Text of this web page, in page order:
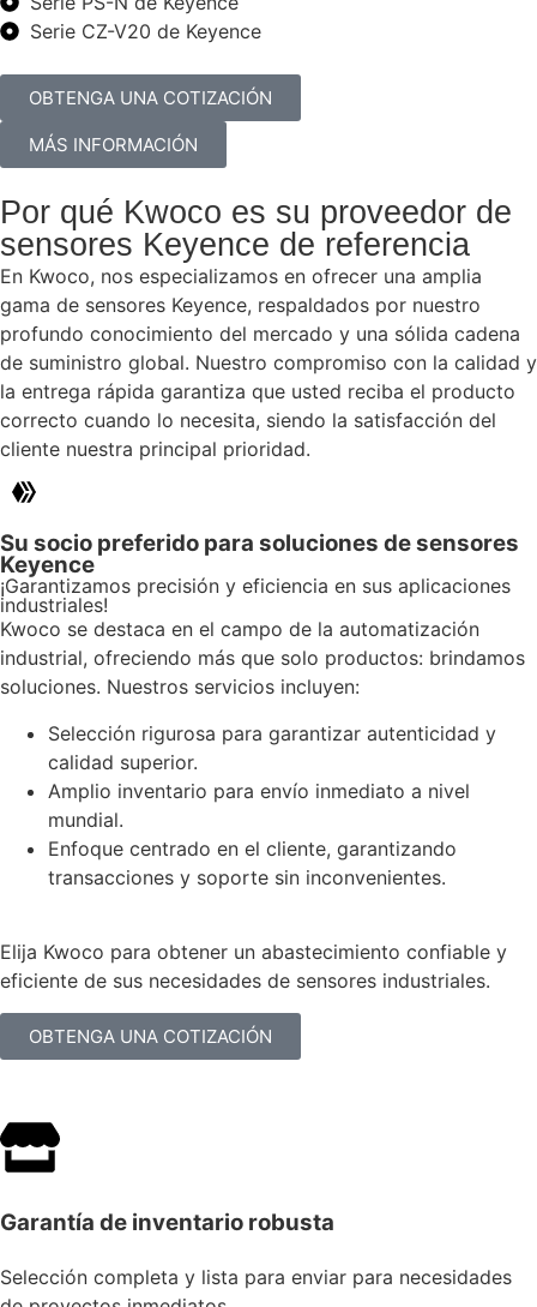
Serie CZ-V20 de Keyence
OBTENGA UNA COTIZACIÓN
MÁS INFORMACIÓN
Por qué Kwoco es su proveedor de
sensores Keyence de referencia
En Kwoco, nos especializamos en ofrecer una amplia
gama de sensores Keyence, respaldados por nuestro
profundo conocimiento del mercado y una sólida cadena
de suministro global. Nuestro compromiso con la calidad y
la entrega rápida garantiza que usted reciba el producto
correcto cuando lo necesita, siendo la satisfacción del
cliente nuestra principal prioridad.
Su socio preferido para soluciones de sensores
Keyence
¡Garantizamos precisión y eficiencia en sus aplicaciones
industriales!
Kwoco se destaca en el campo de la automatización
industrial, ofreciendo más que solo productos: brindamos
soluciones. Nuestros servicios incluyen:
Selección rigurosa para garantizar autenticidad y
calidad superior.
Amplio inventario para envío inmediato a nivel
mundial.
Enfoque centrado en el cliente, garantizando
transacciones y soporte sin inconvenientes.
Elija Kwoco para obtener un abastecimiento confiable y
eficiente de sus necesidades de sensores industriales.
OBTENGA UNA COTIZACIÓN
Garantía de inventario robusta
Selección completa y lista para enviar para necesidades